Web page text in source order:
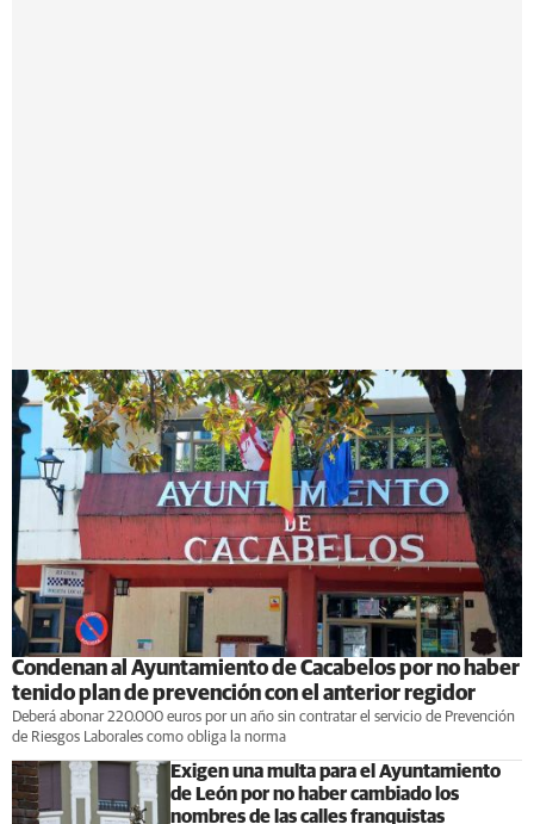
Condenan al Ayuntamiento de Cacabelos por no haber
tenido plan de prevención con el anterior regidor
Deberá abonar 220.000 euros por un año sin contratar el servicio de Prevención
de Riesgos Laborales como obliga la norma
Exigen una multa para el Ayuntamiento
de León por no haber cambiado los
nombres de las calles franquistas